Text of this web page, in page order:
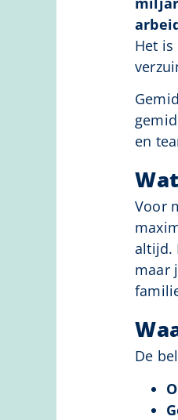
Het
en
Voor
altijd.
maar
De